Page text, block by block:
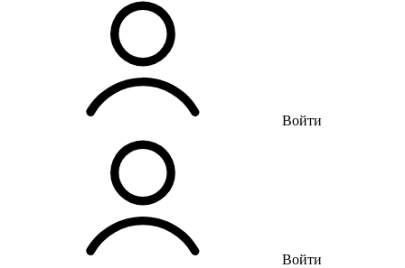
Войти
Войти